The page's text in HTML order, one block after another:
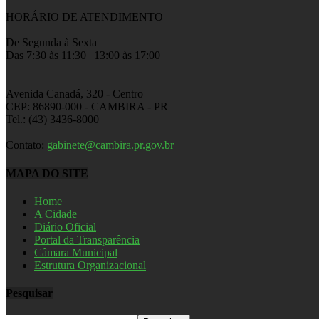
HORÁRIO DE ATENDIMENTO
De Segunda à Sexta
Das 7:30 às 11:30 | 13:00 às 17:00
Avenida Canadá, 320 - Centro
CEP: 86890-000 - CAMBIRA - PR
Tel.: (43) 3436-8000
Contato: gabinete@cambira.pr.gov.br
MAPA DO SITE
Home
A Cidade
Diário Oficial
Portal da Transparência
Câmara Municipal
Estrutura Organizacional
Pesquisar